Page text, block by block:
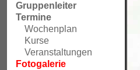
Gruppenleiter
Termine
Wochenplan
Kurse
Veranstaltungen
Fotogalerie